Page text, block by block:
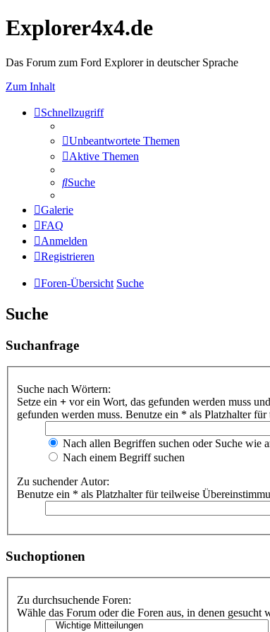
Explorer4x4.de
Das Forum zum Ford Explorer in deutscher Sprache
Zum Inhalt
Schnellzugriff
Unbeantwortete Themen
Aktive Themen
Suche
Galerie
FAQ
Anmelden
Registrieren
Foren-Übersicht Suche
Suche
Suchanfrage
Suche nach Wörtern:
Setze ein + vor ein Wort, das gefunden werden muss
gefunden werden muss. Benutze ein * als Platzhalter
Nach allen Begriffen suchen oder Suche wie
Nach einem Begriff suchen
Zu suchender Autor:
Benutze ein * als Platzhalter für teilweise
Suchoptionen
Zu durchsuchende Foren:
Wähle das Forum oder die Foren aus, in denen